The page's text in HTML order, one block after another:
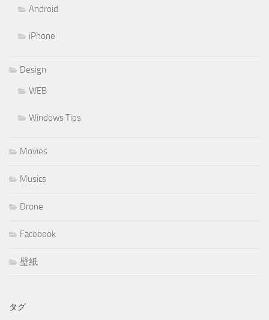
Android
iPhone
Design
WEB
Windows Tips
Movies
Musics
Drone
Facebook
壁紙
タグ